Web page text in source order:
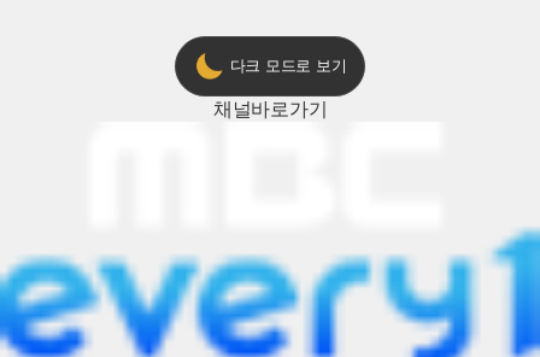
다크 모드로 보기
채널바로가기